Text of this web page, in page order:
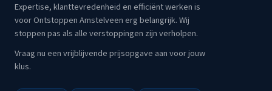
Expertise, klanttevredenheid en efficiënt werken is
voor Ontstoppen Amstelveen erg belangrijk. Wij
stoppen pas als alle verstoppingen zijn verholpen.
Vraag nu een vrijblijvende prijsopgave aan voor jouw
klus.